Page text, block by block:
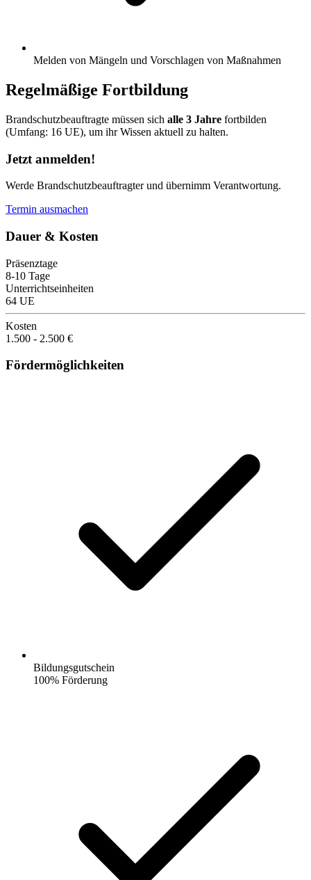
Melden von Mängeln und Vorschlagen von Maßnahmen
Regelmäßige Fortbildung
Brandschutzbeauftragte müssen sich alle 3 Jahre fortbilden
(Umfang: 16 UE), um ihr Wissen aktuell zu halten.
Jetzt anmelden!
Werde Brandschutzbeauftragter und übernimm Verantwortung.
Termin ausmachen
Dauer & Kosten
Präsenztage
8-10 Tage
Unterrichtseinheiten
64 UE
Kosten
1.500 - 2.500 €
Fördermöglichkeiten
Bildungsgutschein
100% Förderung